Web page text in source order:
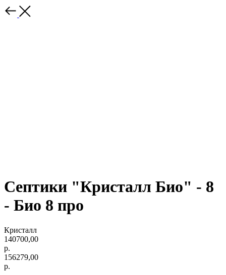
Септики "Кристалл Био" - 8
- Био 8 про
Кристалл
140700,00
р.
156279,00
р.